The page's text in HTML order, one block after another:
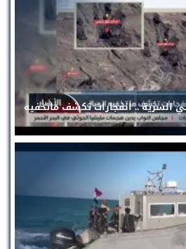
السرية .. انفجارات تكشف ماتخفيه